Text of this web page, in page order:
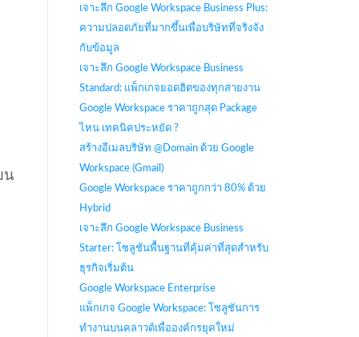
น
เจาะลึก Google Workspace Business Plus:
ความปลอดภัยที่มากขึ้นเพื่อบริษัทที่จริงจัง
กับข้อมูล
เจาะลึก Google Workspace Business
Standard: แพ็กเกจยอดฮิตของทุกสายงาน
Google Workspace ราคาถูกสุด Package
ไหน เทคนิคประหยัด ?
สร้างอีเมลบริษัท @Domain ด้วย Google
Workspace (Gmail)
Google Workspace ราคาถูกกว่า 80% ด้วย
Hybrid
เจาะลึก Google Workspace Business
Starter: โซลูชันพื้นฐานที่คุ้มค่าที่สุดสำหรับ
ธุรกิจเริ่มต้น
Google Workspace Enterprise
แพ็กเกจ Google Workspace: โซลูชันการ
ทำงานบนคลาวด์เพื่อองค์กรยุคใหม่